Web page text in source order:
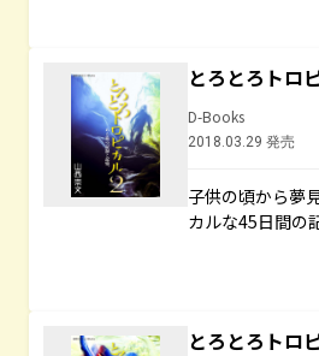
とろとろト
D-Books
2018.03.29 発売
子供の頃から夢
カルな45日間の
とろとろト